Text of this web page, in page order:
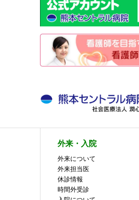
外来・入院
外来について
外来担当医
休診情報
時間外受診